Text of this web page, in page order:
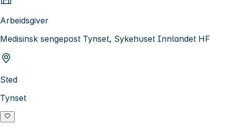
Arbeidsgiver
Medisinsk sengepost Tynset, Sykehuset Innlandet HF
Sted
Tynset